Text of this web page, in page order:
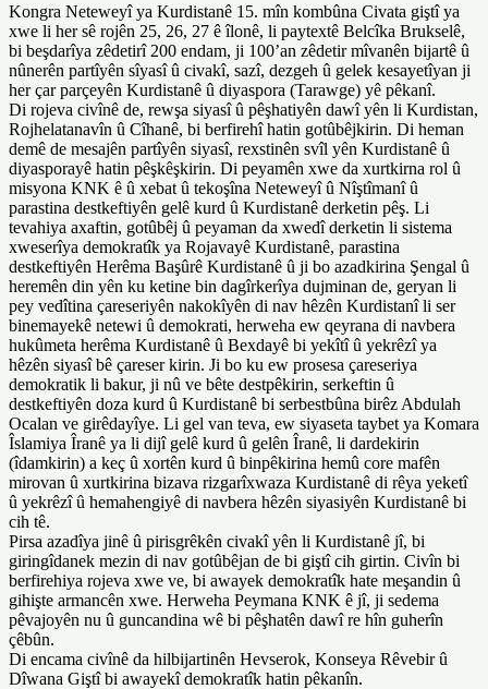
Kongra Neteweyî ya Kurdistanê 15. mîn kombûna Civata giştî ya
xwe li her sê rojên 25, 26, 27 ê îlonê, li paytextê Belcîka Brukselê,
bi beşdarîya zêdetirî 200 endam, ji 100’an zêdetir mîvanên bijartê û
nûnerên partîyên sîyasî û civakî, sazî, dezgeh û gelek kesayetîyan ji
her çar parçeyên Kurdistanê û diyaspora (Tarawge) yê pêkanî.
Di rojeva civînê de, rewşa siyasî û pêşhatiyên dawî yên li Kurdistan,
Rojhelatanavîn û Cîhanê, bi berfirehî hatin gotûbêjkirin. Di heman
demê de mesajên partîyên siyasî, rexstinên svîl yên Kurdistanê û
diyasporayê hatin pêşkêşkirin. Di peyamên xwe da xurtkirna rol û
misyona KNK ê û xebat û tekoşîna Neteweyî û Nîştîmanî û
parastina destkeftiyên gelê kurd û Kurdistanê derketin pêş. Li
tevahiya axaftin, gotûbêj û peyaman da xwedî derketin li sistema
xweserîya demokratîk ya Rojavayê Kurdistanê, parastina
destkeftiyên Herêma Başûrê Kurdistanê û ji bo azadkirina Şengal û
heremên din yên ku ketine bin dagîrkerîya dujminan de, geryan li
pey vedîtina çareseriyên nakokîyên di nav hêzên Kurdistanî li ser
binemayekê netewi û demokrati, herweha ew qeyrana di navbera
hukûmeta herêma Kurdistanê û Bexdayê bi yekîtî û yekrêzî ya
hêzên siyasî bê çareser kirin. Ji bo ku ew prosesa çareseriya
demokratik li bakur, ji nû ve bête destpêkirin, serkeftin û
destkeftiyên doza kurd û Kurdistanê bi serbestbûna birêz Abdulah
Ocalan ve girêdayîye. Li gel van teva, ew siyaseta taybet ya Komara
Îslamiya Îranê ya li dijî gelê kurd û gelên Îranê, li dardekirin
(îdamkirin) a keç û xortên kurd û binpêkirina hemû core mafên
mirovan û xurtkirina bizava rizgarîxwaza Kurdistanê di rêya yeketî
û yekrêzî û hemahengiyê di navbera hêzên siyasiyên Kurdistanê bi
cih tê.
Pirsa azadîya jinê û pirisgrêkên civakî yên li Kurdistanê jî, bi
giringîdanek mezin di nav gotûbêjan de bi giştî cih girtin. Civîn bi
berfirehiya rojeva xwe ve, bi awayek demokratîk hate meşandin û
gihişte armancên xwe. Herweha Peymana KNK ê jî, ji sedema
pêvajoyên nu û guncandina wê bi pêşhatên dawî re hîn guherîn
çêbûn.
Di encama civînê da hilbijartinên Hevserok, Konseya Rêvebir û
Dîwana Giştî bi awayekî demokratîk hatin pêkanîn.